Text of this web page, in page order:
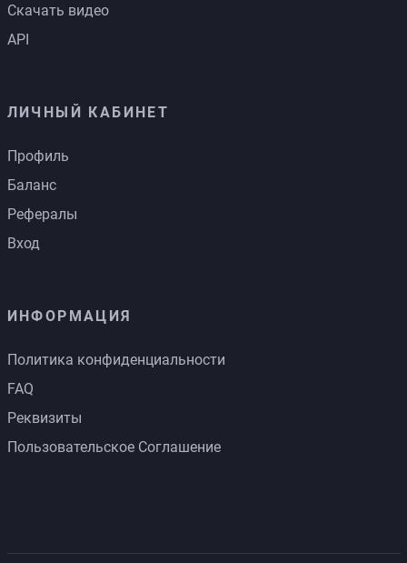
Скачать видео
API
ЛИЧНЫЙ КАБИНЕТ
Профиль
Баланс
Рефералы
Вход
ИНФОРМАЦИЯ
Политика конфиденциальности
FAQ
Реквизиты
Пользовательское Соглашение